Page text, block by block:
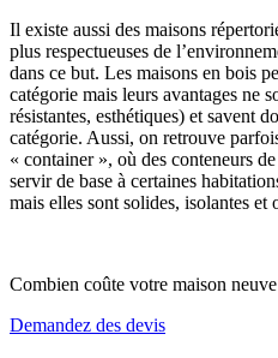
Il existe aussi des maisons
plus respectueuses de
dans ce but. Les maisons en bois
catégorie mais leurs avantages ne
résistantes, esthétiques) et savent
catégorie. Aussi, on retrouve
« container », où des conteneurs
servir de base à certaines
mais elles sont solides, isolantes et
Combien coûte votre maison
Demandez des devis